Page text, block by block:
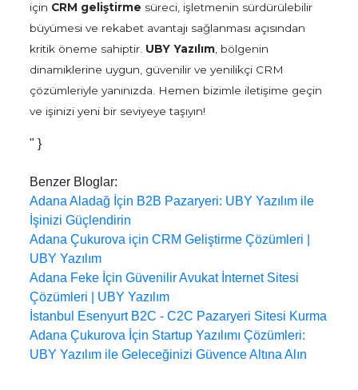
için CRM geliştirme süreci, işletmenin sürdürülebilir
büyümesi ve rekabet avantajı sağlanması açısından
kritik öneme sahiptir. UBY Yazılım , bölgenin
dinamiklerine uygun, güvenilir ve yenilikçi CRM
çözümleriyle yanınızda. Hemen bizimle iletişime geçin
ve işinizi yeni bir seviyeye taşıyın!
" }
Benzer Bloglar:
Adana Aladağ İçin B2B Pazaryeri: UBY Yazılım ile
İşinizi Güçlendirin
Adana Çukurova için CRM Geliştirme Çözümleri |
UBY Yazılım
Adana Feke İçin Güvenilir Avukat İnternet Sitesi
Çözümleri | UBY Yazılım
İstanbul Esenyurt B2C - C2C Pazaryeri Sitesi Kurma
Adana Çukurova İçin Startup Yazılımı Çözümleri:
UBY Yazılım ile Geleceğinizi Güvence Altına Alın